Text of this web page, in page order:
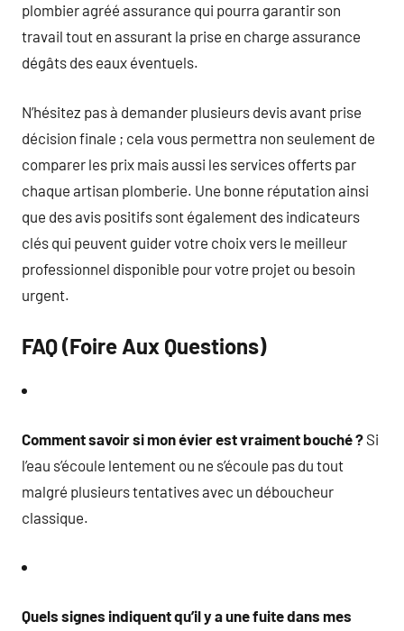
plombier agréé assurance qui pourra garantir son
travail tout en assurant la prise en charge assurance
dégâts des eaux éventuels.
N’hésitez pas à demander plusieurs devis avant prise
décision finale ; cela vous permettra non seulement de
comparer les prix mais aussi les services offerts par
chaque artisan plomberie. Une bonne réputation ainsi
que des avis positifs sont également des indicateurs
clés qui peuvent guider votre choix vers le meilleur
professionnel disponible pour votre projet ou besoin
urgent.
FAQ (Foire Aux Questions)
Comment savoir si mon évier est vraiment bouché ? Si
l’eau s’écoule lentement ou ne s’écoule pas du tout
malgré plusieurs tentatives avec un déboucheur
classique.
Quels signes indiquent qu’il y a une fuite dans mes